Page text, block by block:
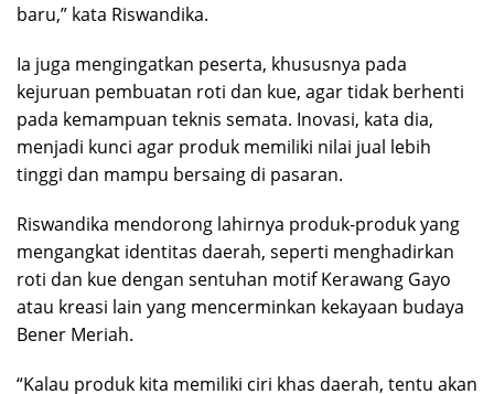
baru,” kata Riswandika.
Ia juga mengingatkan peserta, khususnya pada
kejuruan pembuatan roti dan kue, agar tidak berhenti
pada kemampuan teknis semata. Inovasi, kata dia,
menjadi kunci agar produk memiliki nilai jual lebih
tinggi dan mampu bersaing di pasaran.
Riswandika mendorong lahirnya produk-produk yang
mengangkat identitas daerah, seperti menghadirkan
roti dan kue dengan sentuhan motif Kerawang Gayo
atau kreasi lain yang mencerminkan kekayaan budaya
Bener Meriah.
“Kalau produk kita memiliki ciri khas daerah, tentu akan